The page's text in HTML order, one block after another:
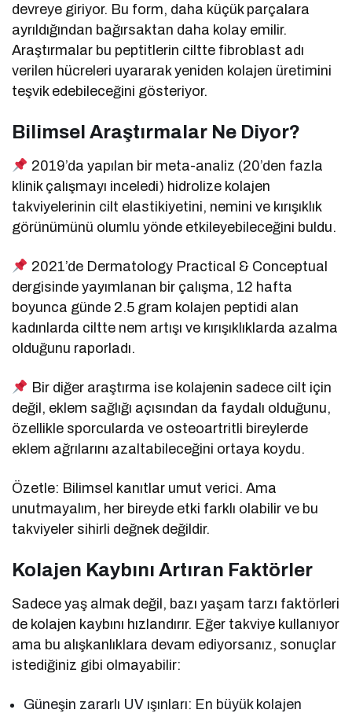
devreye giriyor. Bu form, daha küçük parçalara
ayrıldığından bağırsaktan daha kolay emilir.
Araştırmalar bu peptitlerin ciltte fibroblast adı
verilen hücreleri uyararak yeniden kolajen üretimini
teşvik edebileceğini gösteriyor.
Bilimsel Araştırmalar Ne Diyor?
2019’da yapılan bir meta-analiz (20’den fazla
klinik çalışmayı inceledi) hidrolize kolajen
takviyelerinin cilt elastikiyetini, nemini ve kırışıklık
görünümünü olumlu yönde etkileyebileceğini buldu.
2021’de Dermatology Practical & Conceptual
dergisinde yayımlanan bir çalışma, 12 hafta
boyunca günde 2.5 gram kolajen peptidi alan
kadınlarda ciltte nem artışı ve kırışıklıklarda azalma
olduğunu raporladı.
Bir diğer araştırma ise kolajenin sadece cilt için
değil, eklem sağlığı açısından da faydalı olduğunu,
özellikle sporcularda ve osteoartritli bireylerde
eklem ağrılarını azaltabileceğini ortaya koydu.
Özetle: Bilimsel kanıtlar umut verici. Ama
unutmayalım, her bireyde etki farklı olabilir ve bu
takviyeler sihirli değnek değildir.
Kolajen Kaybını Artıran Faktörler
Sadece yaş almak değil, bazı yaşam tarzı faktörleri
de kolajen kaybını hızlandırır. Eğer takviye kullanıyor
ama bu alışkanlıklara devam ediyorsanız, sonuçlar
istediğiniz gibi olmayabilir:
Güneşin zararlı UV ışınları: En büyük kolajen